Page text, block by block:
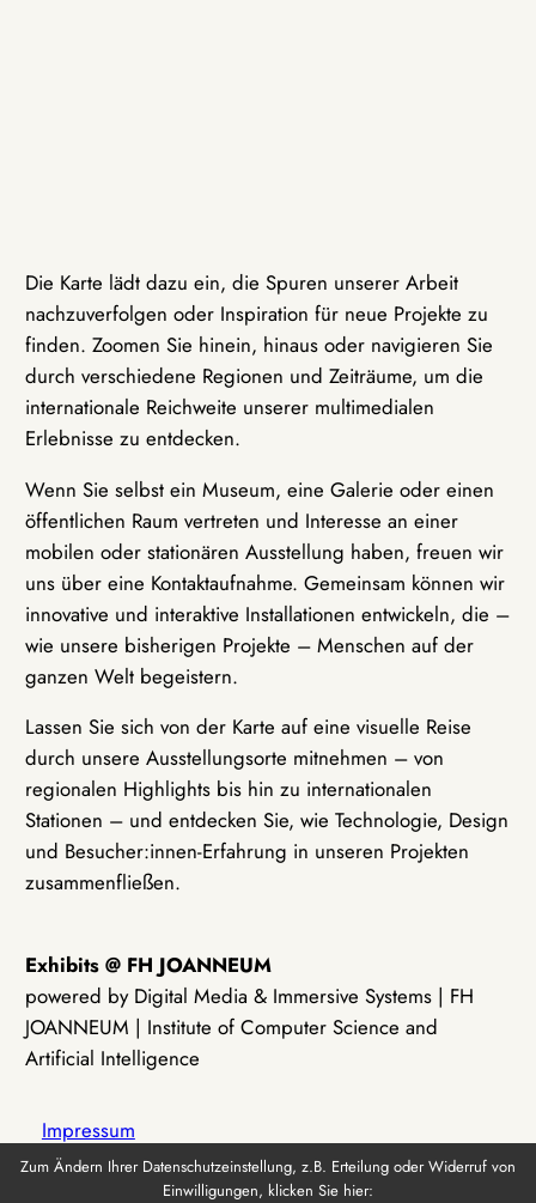
Die Karte lädt dazu ein, die Spuren unserer Arbeit
nachzuverfolgen oder Inspiration für neue Projekte zu
finden. Zoomen Sie hinein, hinaus oder navigieren Sie
durch verschiedene Regionen und Zeiträume, um die
internationale Reichweite unserer multimedialen
Erlebnisse zu entdecken.
Wenn Sie selbst ein Museum, eine Galerie oder einen
öffentlichen Raum vertreten und Interesse an einer
mobilen oder stationären Ausstellung haben, freuen wir
uns über eine Kontaktaufnahme. Gemeinsam können wir
innovative und interaktive Installationen entwickeln, die –
wie unsere bisherigen Projekte – Menschen auf der
ganzen Welt begeistern.
Lassen Sie sich von der Karte auf eine visuelle Reise
durch unsere Ausstellungsorte mitnehmen – von
regionalen Highlights bis hin zu internationalen
Stationen – und entdecken Sie, wie Technologie, Design
und Besucher:innen-Erfahrung in unseren Projekten
zusammenfließen.
Exhibits @ FH JOANNEUM
powered by Digital Media & Immersive Systems | FH
JOANNEUM | Institute of Computer Science and
Artificial Intelligence
Impressum
Zum Ändern Ihrer Datenschutzeinstellung, z.B. Erteilung oder Widerruf von
Einwilligungen, klicken Sie hier: